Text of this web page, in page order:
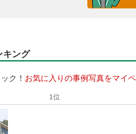
キング
ク！ お気に入りの事例写真をマイ